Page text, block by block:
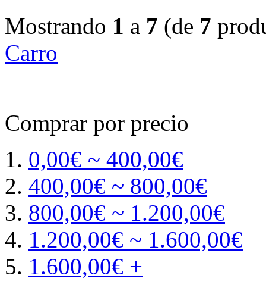
Mostrando 1 a 7 (de 7
Carro
Comprar por precio
0,00€ ~ 400,00€
400,00€ ~ 800,00€
800,00€ ~ 1.200,00€
1.200,00€ ~ 1.600,00€
1.600,00€ +